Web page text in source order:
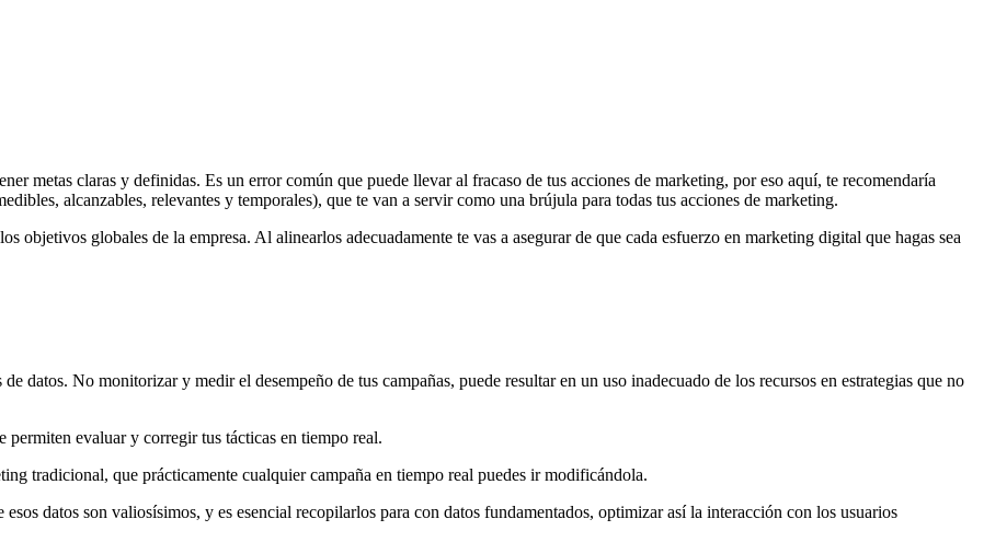
metas claras y definidas. Es un error común que puede llevar al fracaso de tus acciones de marketing, por eso aquí, te recomendaría
alcanzables, relevantes y temporales), que te van a servir como una brújula para todas tus acciones de marketing.
objetivos globales de la empresa. Al alinearlos adecuadamente te vas a asegurar de que cada esfuerzo en marketing digital que hagas sea
datos. No monitorizar y medir el desempeño de tus campañas, puede resultar en un uso inadecuado de los recursos en estrategias que no
permiten evaluar y corregir tus tácticas en tiempo real.
tradicional, que prácticamente cualquier campaña en tiempo real puedes ir modificándola.
datos son valiosísimos, y es esencial recopilarlos para con datos fundamentados, optimizar así la interacción con los usuarios